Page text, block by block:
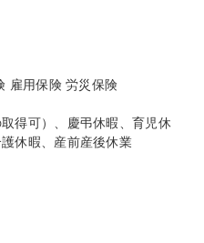
雇用保険 労災保険
得可）、慶弔休暇、育児休
休暇、産前産後休業